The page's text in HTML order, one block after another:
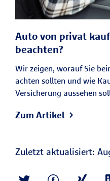
Auto von privat
beachten?
Wir zeigen, worauf Sie
achten sollten und wie
Versicherung aussehen
Zum Artikel
Zuletzt aktualisiert: